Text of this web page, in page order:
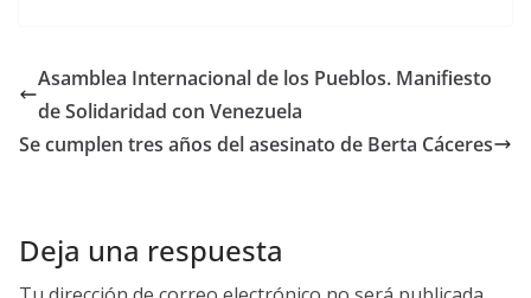
Asamblea Internacional de los Pueblos. Manifiesto
de Solidaridad con Venezuela
Se cumplen tres años del asesinato de Berta Cáceres
Deja una respuesta